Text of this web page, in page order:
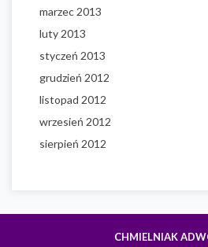
marzec 2013
luty 2013
styczeń 2013
grudzień 2012
listopad 2012
wrzesień 2012
sierpień 2012
CHMIELNIAK